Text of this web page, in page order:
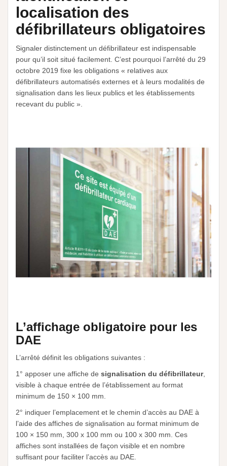
localisation des
défibrillateurs obligatoires
Signaler distinctement un défibrillateur est indispensable
pour qu’il soit situé facilement. C’est pourquoi l’arrêté du 29
octobre 2019 fixe les obligations « relatives aux
défibrillateurs automatisés externes et à leurs modalités de
signalisation dans les lieux publics et les établissements
recevant du public ».
L’affichage obligatoire pour les
DAE
L’arrêté définit les obligations suivantes :
1° apposer une affiche de signalisation du défibrillateur,
visible à chaque entrée de l’établissement au format
minimum de 150 × 100 mm.
2° indiquer l’emplacement et le chemin d’accès au DAE à
l’aide des affiches de signalisation au format minimum de
100 × 150 mm, 300 x 100 mm ou 100 x 300 mm. Ces
affiches sont installées de façon visible et en nombre
suffisant pour faciliter l’accès au DAE.